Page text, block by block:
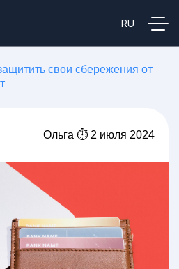
свои сбережения от
Ольга ⏱ 2 июля 2024